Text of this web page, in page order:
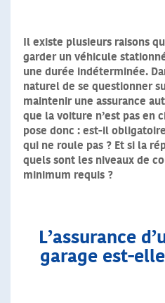
Il existe plusieurs raisons
garder un véhicule
une durée indéterminée.
naturel de se questionner
maintenir une assurance
que la voiture n’est pas en
pose donc : est-il
qui ne roule pas ? Et si la
quels sont les niveaux de
minimum requis ?
L’assurance
garage est-